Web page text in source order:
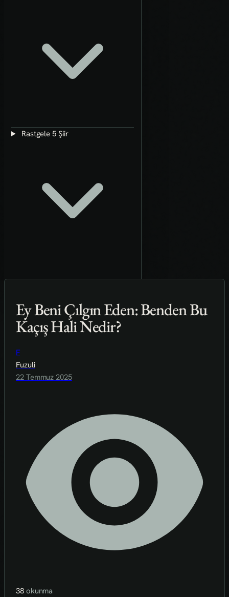
Rastgele 5 Şiir
Ey Beni Çılgın Eden: Benden Bu
Kaçış Hali Nedir?
F
Fuzuli
22 Temmuz 2025
38 okunma